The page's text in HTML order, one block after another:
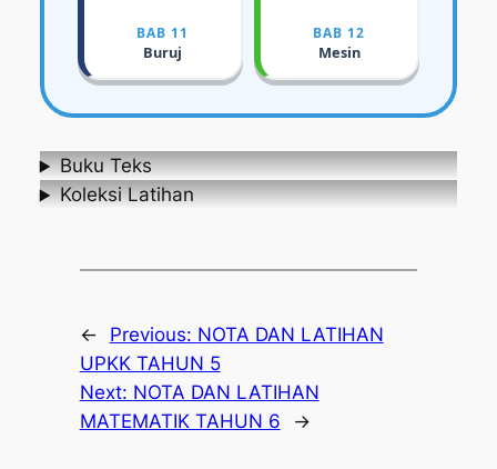
BAB 11
Buruj
BAB 12
Mesin
Buku Teks
Koleksi Latihan
← Previous: NOTA DAN LATIHAN
UPKK TAHUN 5
Next: NOTA DAN LATIHAN
MATEMATIK TAHUN 6
→